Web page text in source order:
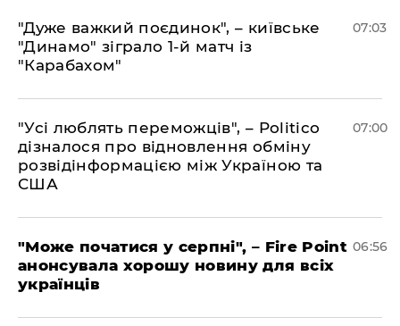
"Дуже важкий поєдинок", – київське
"Динамо" зіграло 1-й матч із
"Карабахом"
07:03
"Усі люблять переможців", – Politico
дізналося про відновлення обміну
розвідінформацією між Україною та
США
07:00
"Може початися у серпні", – Fire Point
анонсувала хорошу новину для всіх
українців
06:56